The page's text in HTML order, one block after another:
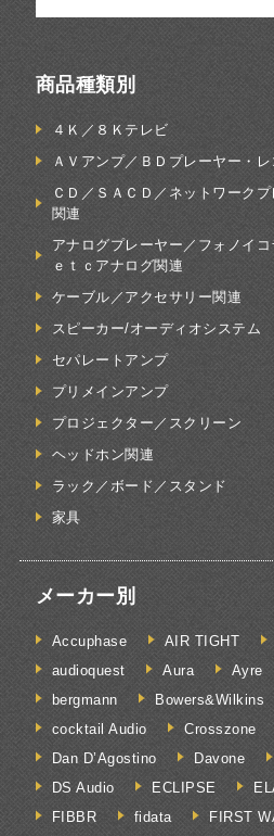
商品種類別
４Ｋ／８Ｋテレビ
ＡＶアンプ／ＢＤプレーヤー・
ＣＤ／ＳＡＣＤ／ネットワーク
関連
アナログプレーヤー／フォノイ
ｅｔｃアナログ関連
ケーブル／アクセサリー関連
スピーカー/オーディオシステム
セパレートアンプ
プリメインアンプ
プロジェクター／スクリーン
ヘッドホン関連
ラック／ボード／スタンド
家具
メーカー別
Accuphase AIR TIGHT
audioquest
Aura Ayre
bergmann
Bowers&Wilkins
cocktail Audio
Crosszone
Dan D’Agostino
Davone
DS Audio
ECLIPSE
FIBBR
fidata
FIRST